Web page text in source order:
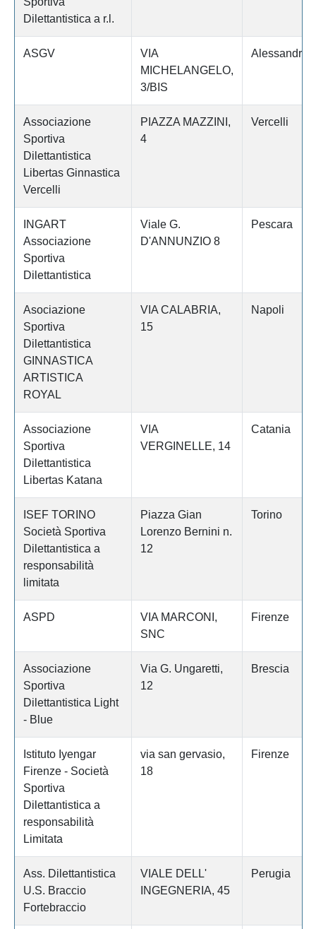
Dilettantistica a r.l.
ASGV
VIA
MICHELANGELO,
3/BIS
Alessandria
Associazione
Sportiva
Dilettantistica
Libertas Ginnastica
Vercelli
PIAZZA MAZZINI,
4
Vercelli
INGART
Associazione
Sportiva
Dilettantistica
Viale G.
D'ANNUNZIO 8
Pescara
Asociazione
Sportiva
Dilettantistica
GINNASTICA
ARTISTICA
ROYAL
VIA CALABRIA,
15
Napoli
Associazione
Sportiva
Dilettantistica
Libertas Katana
VIA
VERGINELLE, 14
Catania
ISEF TORINO
Società Sportiva
Dilettantistica a
responsabilità
limitata
Piazza Gian
Lorenzo Bernini n.
12
Torino
ASPD
VIA MARCONI,
SNC
Firenze
Associazione
Sportiva
Dilettantistica Light
- Blue
Via G. Ungaretti,
12
Brescia
Istituto Iyengar
Firenze - Società
Sportiva
Dilettantistica a
responsabilità
Limitata
via san gervasio,
18
Firenze
Ass. Dilettantistica
U.S. Braccio
Fortebraccio
VIALE DELL'
INGEGNERIA, 45
Perugia